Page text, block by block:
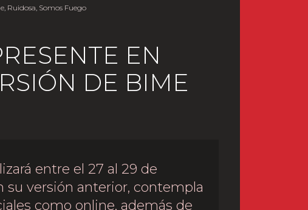
, Ruidosa, Somos Fuego
EN
DE BIME
entre el 27 al 29 de
su versión anterior, contempla
como online, además de